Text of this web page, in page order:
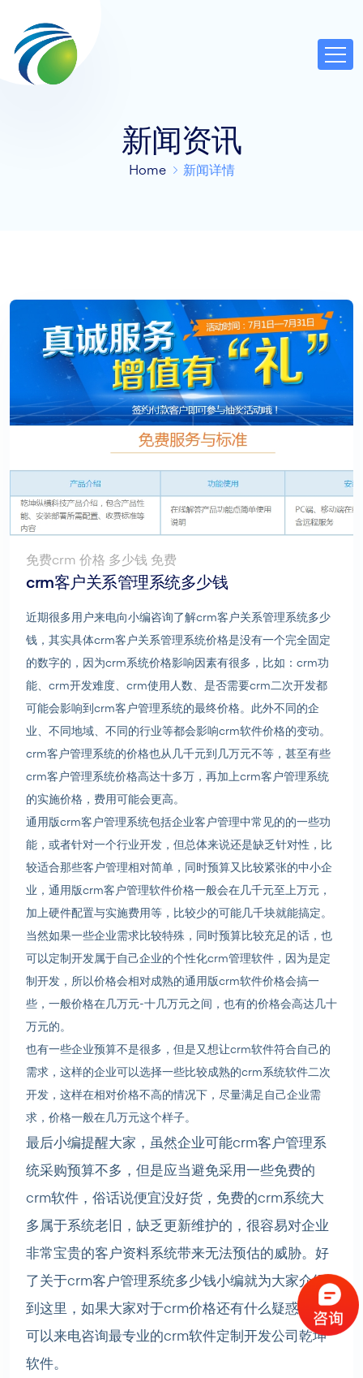
新闻资讯
Home 新闻详情
免费crm 价格 多少钱 免费
crm客户关系管理系统多少钱
近期很多用户来电向小编咨询了解crm客户关系管理系统多少
钱，其实具体crm客户关系管理系统价格是没有一个完全固定
的数字的，因为crm系统价格影响因素有很多，比如：crm功
能、crm开发难度、crm使用人数、是否需要crm二次开发都
可能会影响到crm客户管理系统的最终价格。此外不同的企
业、不同地域、不同的行业等都会影响crm软件价格的变动。
crm客户管理系统的价格也从几千元到几万元不等，甚至有些
crm客户管理系统价格高达十多万，再加上crm客户管理系统
的实施价格，费用可能会更高。
通用版crm客户管理系统包括企业客户管理中常见的的一些功
能，或者针对一个行业开发，但总体来说还是缺乏针对性，比
较适合那些客户管理相对简单，同时预算又比较紧张的中小企
业，通用版crm客户管理软件价格一般会在几千元至上万元，
加上硬件配置与实施费用等，比较少的可能几千块就能搞定。
当然如果一些企业需求比较特殊，同时预算比较充足的话，也
可以定制开发属于自己企业的个性化crm管理软件，因为是定
制开发，所以价格会相对成熟的通用版crm软件价格会搞一
些，一般价格在几万元-十几万元之间，也有的价格会高达几十
万元的。
也有一些企业预算不是很多，但是又想让crm软件符合自己的
需求，这样的企业可以选择一些比较成熟的crm系统软件二次
开发，这样在相对价格不高的情况下，尽量满足自己企业需
求，价格一般在几万元这个样子。
最后小编提醒大家，虽然企业可能crm客户管理系
统采购预算不多，但是应当避免采用一些免费的
crm软件，俗话说便宜没好货，免费的crm系统大
多属于系统老旧，缺乏更新维护的，很容易对企业
非常宝贵的客户资料系统带来无法预估的威胁。好
了关于crm客户管理系统多少钱小编就为大家介绍
到这里，如果大家对于crm价格还有什么疑惑，也
可以来电咨询最专业的crm软件定制开发公司乾坤
软件。